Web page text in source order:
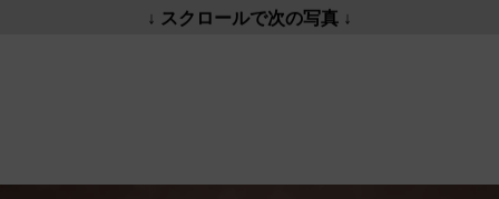
↓ スクロールで次の写真 ↓